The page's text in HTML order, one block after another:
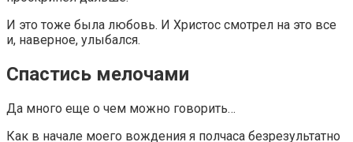
И это тоже была любовь. И Христос смотрел на это все
и, наверное, улыбался.
Спастись мелочами
Да много еще о чем можно говорить…
Как в начале моего вождения я полчаса безрезультатно